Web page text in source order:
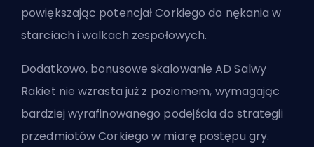
powiększając potencjał Corkiego do nękania w
starciach i walkach zespołowych.
Dodatkowo, bonusowe skalowanie AD Salwy
Rakiet nie wzrasta już z poziomem, wymagając
bardziej wyrafinowanego podejścia do strategii
przedmiotów Corkiego w miarę postępu gry.